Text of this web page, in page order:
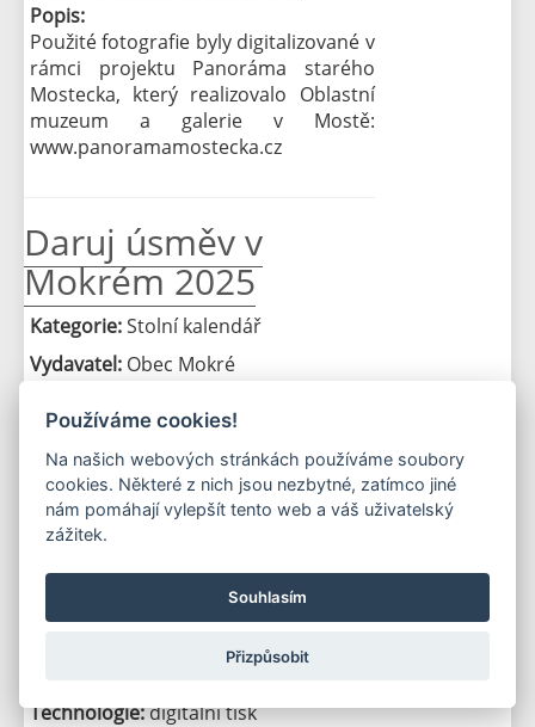
Popis:
Použité fotografie byly digitalizované v
rámci projektu Panoráma starého
Mostecka, který realizovalo Oblastní
muzeum a galerie v Mostě:
www.panoramamostecka.cz
Daruj úsměv v
Mokrém 2025
Kategorie:Stolní kalendář
Vydavatel: Obec Mokré
Dagmar Honsnejmanová, knihovnice,
pořadatelka výtvarných soutěží v
Mokrém
Grafik:
Opočno
soubor maleb dětí
Morčinko - Tiskárna Rege
Technologie:digitální tisk
Používáme cookies!
Na našich webových stránkách používáme soubory
cookies. Některé z nich jsou nezbytné, zatímco jiné
nám pomáhají vylepšít tento web a váš uživatelský
zážitek.
Souhlasím
Přizpůsobit